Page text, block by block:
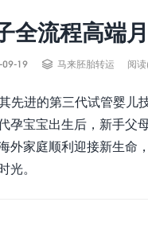
全流程高端
19  马来胚胎转运 阅
先进的第三代试管婴儿
孕宝宝出生后，新手父
外家庭顺利迎接新生命
光。